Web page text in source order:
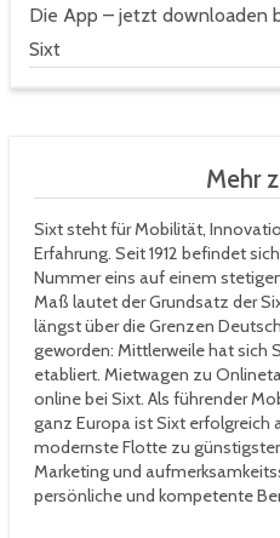
Die App – jetzt downloaden
Sixt
Mehr
Sixt steht für Mobilität,
Erfahrung. Seit 1912 befindet
Nummer eins auf einem
Maß lautet der Grundsatz der
längst über die Grenzen
geworden: Mittlerweile hat sich
etabliert. Mietwagen zu
online bei Sixt. Als führender
ganz Europa ist Sixt erfolgreich
modernste Flotte zu
Marketing und
persönliche und kompetente